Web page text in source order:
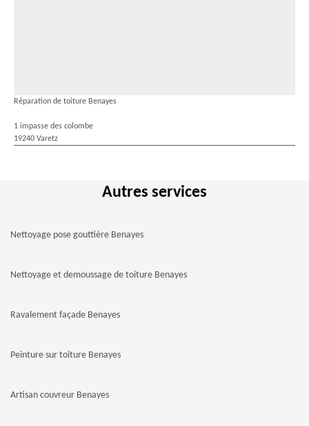
Réparation de toiture Benayes
1 impasse des colombe
19240 Varetz
Autres services
Nettoyage pose gouttière Benayes
Nettoyage et demoussage de toiture Benayes
Ravalement façade Benayes
Peinture sur toiture Benayes
Artisan couvreur Benayes